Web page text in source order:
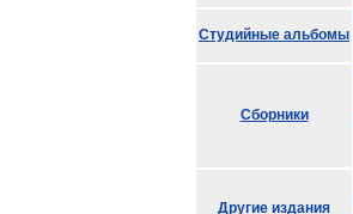
Студийные альбомы
Сборники
Другие издания